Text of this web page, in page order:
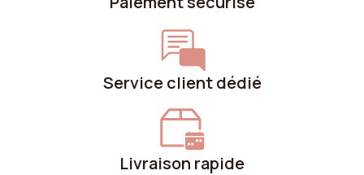
Service client dédié
Livraison rapide